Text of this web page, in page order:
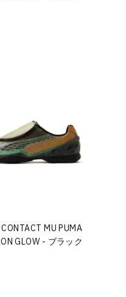
MU PUMA
GLOW - ブラック